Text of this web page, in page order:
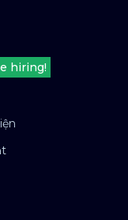
hiring!